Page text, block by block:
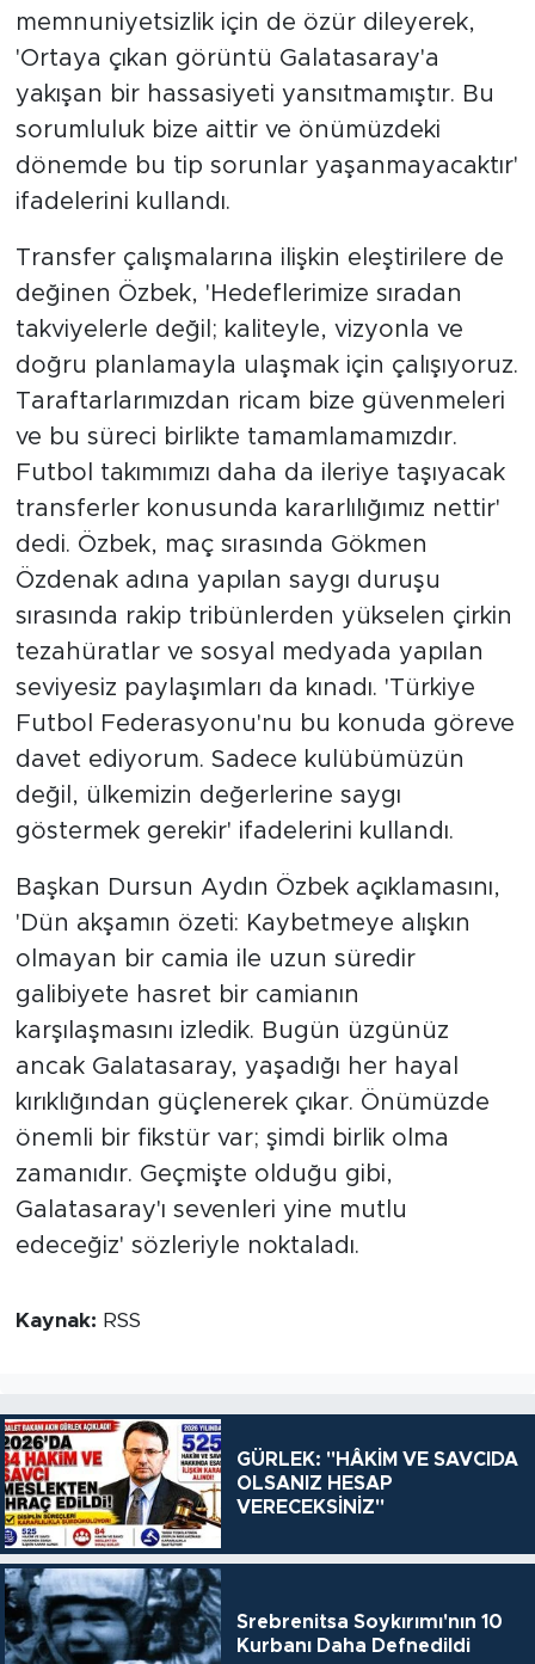
memnuniyetsizlik için de özür dileyerek,
'Ortaya çıkan görüntü Galatasaray'a
yakışan bir hassasiyeti yansıtmamıştır. Bu
sorumluluk bize aittir ve önümüzdeki
dönemde bu tip sorunlar yaşanmayacaktır'
ifadelerini kullandı.
Transfer çalışmalarına ilişkin eleştirilere de
değinen Özbek, 'Hedeflerimize sıradan
takviyelerle değil; kaliteyle, vizyonla ve
doğru planlamayla ulaşmak için çalışıyoruz.
Taraftarlarımızdan ricam bize güvenmeleri
ve bu süreci birlikte tamamlamamızdır.
Futbol takımımızı daha da ileriye taşıyacak
transferler konusunda kararlılığımız nettir'
dedi. Özbek, maç sırasında Gökmen
Özdenak adına yapılan saygı duruşu
sırasında rakip tribünlerden yükselen çirkin
tezahüratlar ve sosyal medyada yapılan
seviyesiz paylaşımları da kınadı. 'Türkiye
Futbol Federasyonu'nu bu konuda göreve
davet ediyorum. Sadece kulübümüzün
değil, ülkemizin değerlerine saygı
göstermek gerekir' ifadelerini kullandı.
Başkan Dursun Aydın Özbek açıklamasını,
'Dün akşamın özeti: Kaybetmeye alışkın
olmayan bir camia ile uzun süredir
galibiyete hasret bir camianın
karşılaşmasını izledik. Bugün üzgünüz
ancak Galatasaray, yaşadığı her hayal
kırıklığından güçlenerek çıkar. Önümüzde
önemli bir fikstür var; şimdi birlik olma
zamanıdır. Geçmişte olduğu gibi,
Galatasaray'ı sevenleri yine mutlu
edeceğiz' sözleriyle noktaladı.
Kaynak: RSS
GÜRLEK: "HÂKİM VE SAVCIDA
OLSANIZ HESAP
VERECEKSİNİZ"
Srebrenitsa Soykırımı'nın 10
Kurbanı Daha Defnedildi